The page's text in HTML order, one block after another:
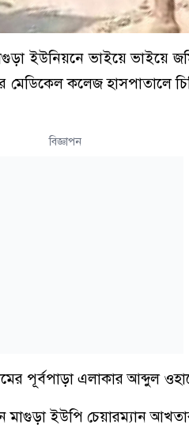
ইউনিয়নে ভাইয়ে ভাইয়ে
কলেজ হাসপাতালে
বিজ্ঞাপন
পূর্বপাড়া এলাকার আব্দুল
মাগুড়া ইউপি চেয়ারম্যান